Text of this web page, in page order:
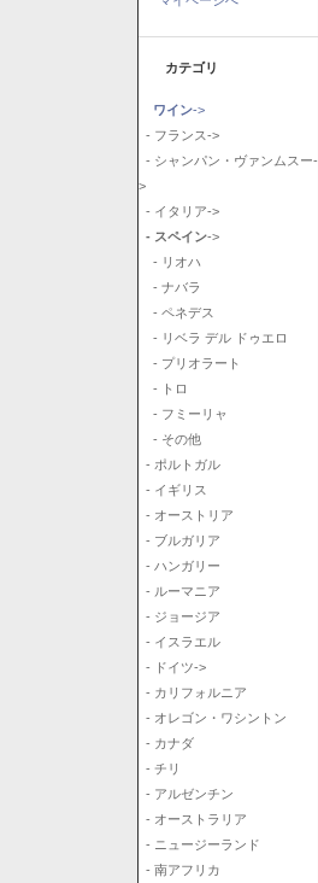
カテゴリ
ワイン->
- フランス->
- シャンパン・ヴァンムスー-
>
- イタリア->
- スペイン->
- リオハ
- ナバラ
- ペネデス
- リベラ デル ドゥエロ
- プリオラート
- トロ
- フミーリャ
- その他
- ポルトガル
- イギリス
- オーストリア
- ブルガリア
- ハンガリー
- ルーマニア
- ジョージア
- イスラエル
- ドイツ->
- カリフォルニア
- オレゴン・ワシントン
- カナダ
- チリ
- アルゼンチン
- オーストラリア
- ニュージーランド
- 南アフリカ